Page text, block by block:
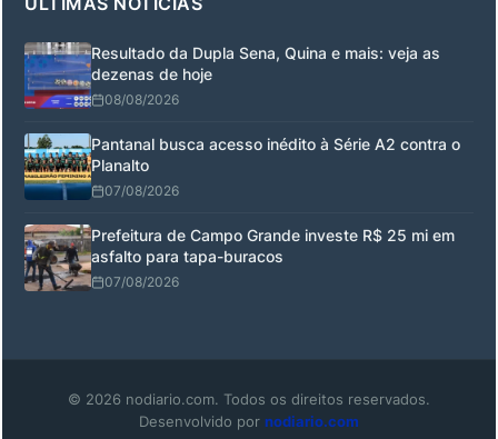
Resultado da Dupla Sena, Quina e mais: veja as
dezenas de hoje
08/08/2026
Pantanal busca acesso inédito à Série A2 contra o
Planalto
07/08/2026
Prefeitura de Campo Grande investe R$ 25 mi em
asfalto para tapa-buracos
07/08/2026
© 2026 nodiario.com. Todos os direitos reservados.
Desenvolvido por nodiario.com